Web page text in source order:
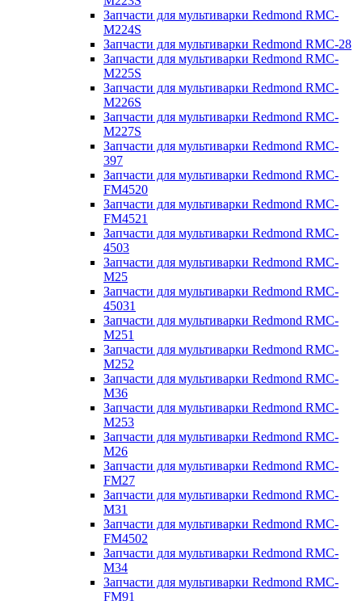
Запчасти для мультиварки Redmond RMC-
M224S
Запчасти для мультиварки Redmond RMC-28
Запчасти для мультиварки Redmond RMC-
M225S
Запчасти для мультиварки Redmond RMC-
M226S
Запчасти для мультиварки Redmond RMC-
M227S
Запчасти для мультиварки Redmond RMC-
397
Запчасти для мультиварки Redmond RMC-
FM4520
Запчасти для мультиварки Redmond RMC-
FM4521
Запчасти для мультиварки Redmond RMC-
4503
Запчасти для мультиварки Redmond RMC-
M25
Запчасти для мультиварки Redmond RMC-
45031
Запчасти для мультиварки Redmond RMC-
M251
Запчасти для мультиварки Redmond RMC-
M252
Запчасти для мультиварки Redmond RMC-
M36
Запчасти для мультиварки Redmond RMC-
M253
Запчасти для мультиварки Redmond RMC-
M26
Запчасти для мультиварки Redmond RMC-
FM27
Запчасти для мультиварки Redmond RMC-
M31
Запчасти для мультиварки Redmond RMC-
FM4502
Запчасти для мультиварки Redmond RMC-
M34
Запчасти для мультиварки Redmond RMC-
FM91